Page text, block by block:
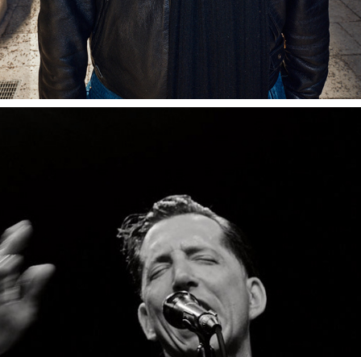
POKEY LAFARGE - MUNICH
2025